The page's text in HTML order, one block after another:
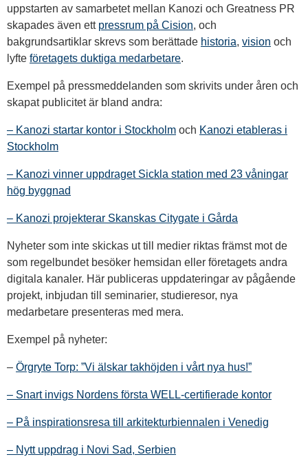
uppstarten av samarbetet mellan Kanozi och Greatness PR
skapades även ett pressrum på Cision, och
bakgrundsartiklar skrevs som berättade historia, vision och
lyfte företagets duktiga medarbetare.
Exempel på pressmeddelanden som skrivits under åren och
skapat publicitet är bland andra:
– Kanozi startar kontor i Stockholm och Kanozi etableras i
Stockholm
– Kanozi vinner uppdraget Sickla station med 23 våningar
hög byggnad
– Kanozi projekterar Skanskas Citygate i Gårda
Nyheter som inte skickas ut till medier riktas främst mot de
som regelbundet besöker hemsidan eller företagets andra
digitala kanaler. Här publiceras uppdateringar av pågående
projekt, inbjudan till seminarier, studieresor, nya
medarbetare presenteras med mera.
Exempel på nyheter:
– Örgryte Torp: ”Vi älskar takhöjden i vårt nya hus!”
– Snart invigs Nordens första WELL-certifierade kontor
– På inspirationsresa till arkitekturbiennalen i Venedig
– Nytt uppdrag i Novi Sad, Serbien